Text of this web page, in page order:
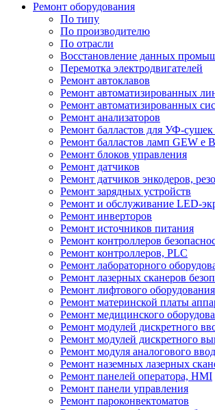
Ремонт оборудования
По типу
По производителю
По отрасли
Восстановление данных
Перемотка электродвигателей
Ремонт автоклавов
Ремонт автоматизированных
Ремонт автоматизированных
Ремонт анализаторов
Ремонт балластов для УФ-
Ремонт балластов ламп GEW e
Ремонт блоков управления
Ремонт датчиков
Ремонт датчиков энкодеров,
Ремонт зарядных устройств
Ремонт и обслуживание LED-
Ремонт инверторов
Ремонт источников питания
Ремонт контроллеров
Ремонт контроллеров, PLC
Ремонт лабораторного
Ремонт лазерных сканеров
Ремонт лифтового оборудования
Ремонт материнской платы
Ремонт медицинского
Ремонт модулей дискретного
Ремонт модулей дискретного
Ремонт модуля аналогового
Ремонт наземных лазерных
Ремонт панелей оператора, HMI
Ремонт панели управления
Ремонт пароконвектоматов